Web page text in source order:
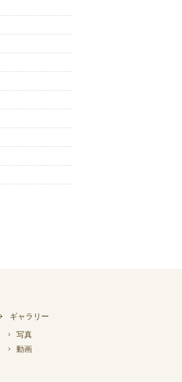
ギャラリー
写真
動画